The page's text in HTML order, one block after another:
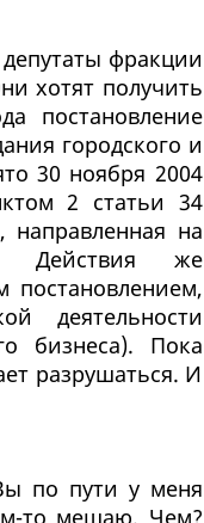
фракции
хотят получить
постановление
городского и
30 ноября 2004
2 статьи 34
направленная на
Действия же
постановлением,
деятельности
бизнеса). Пока
разрушаться. И
по пути у меня
то мешаю. Чем?